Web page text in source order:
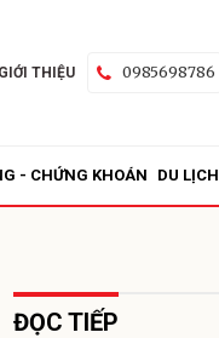
GIỚI THIỆU 0985698786
- CHỨNG KHOÁN DU LỊCH
ĐỌC TIẾP